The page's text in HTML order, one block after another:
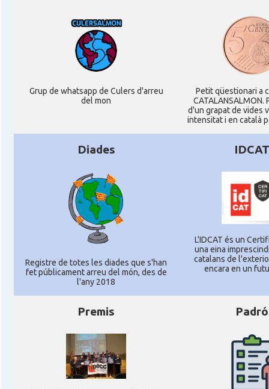
Grup de whatsapp de Culers d'arreu
del mon
Petit qüestionari a
CATALANSALMON.
d'un grapat de vides
intensitat i en català
Diades
Registre de totes les diades que s'han
fet públicament arreu del món, des de
l'any 2018
IDCAT
L'IDCAT és un
una eina
catalans de
encara en un
Premis Padró